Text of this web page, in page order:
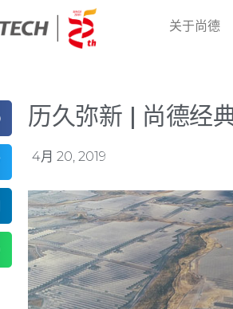
关于尚德
历久弥新 | 尚德经
4月 20, 2019